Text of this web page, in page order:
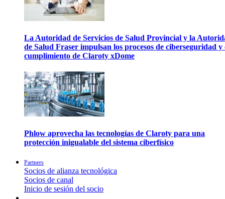
La Autoridad de Servicios de Salud Provincial y la
de Salud Fraser impulsan los procesos de ciberseguridad y
cumplimiento de Claroty xDome
Phlow aprovecha las tecnologías de Claroty para una
protección inigualable del sistema ciberfísico
Partners
Socios de alianza tecnológica
Socios de canal
Inicio de sesión del socio